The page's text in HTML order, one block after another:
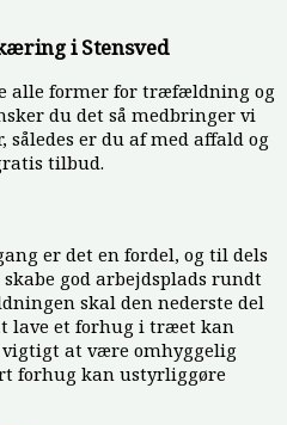
i Stensved
alle former for træfældning og
du det så medbringer vi
er du af med affald og
tilbud.
er det en fordel, og til dels
god arbejdsplads rundt
skal den nederste del
lave et forhug i træet kan
at være omhyggelig
forhug kan ustyrliggøre